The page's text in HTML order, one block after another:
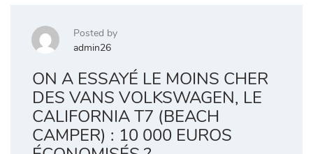
Posted by
admin26
ON A ESSAYÉ LE MOINS CHER
DES VANS VOLKSWAGEN, LE
CALIFORNIA T7 (BEACH
CAMPER) : 10 000 EUROS